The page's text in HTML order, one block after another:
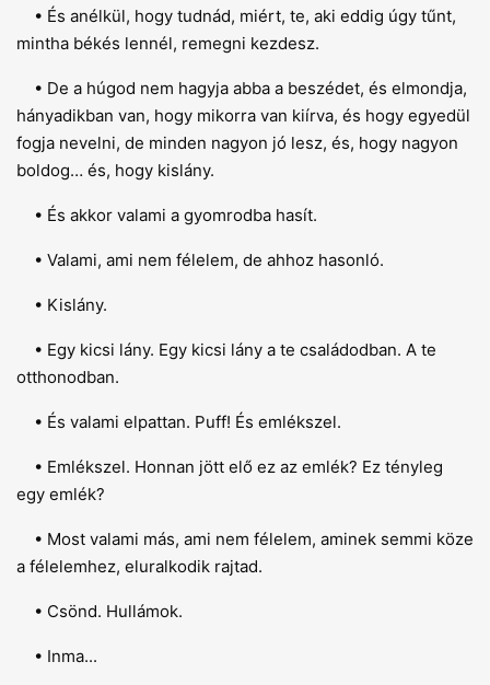
• És anélkül, hogy tudnád, miért, te, aki eddig úgy tűnt,
mintha békés lennél, remegni kezdesz.
• De a húgod nem hagyja abba a beszédet, és elmondja,
hányadikban van, hogy mikorra van kiírva, és hogy egyedül
fogja nevelni, de minden nagyon jó lesz, és, hogy nagyon
boldog… és, hogy kislány.
• És akkor valami a gyomrodba hasít.
• Valami, ami nem félelem, de ahhoz hasonló.
• Kislány.
• Egy kicsi lány. Egy kicsi lány a te családodban. A te
otthonodban.
• És valami elpattan. Puff! És emlékszel.
• Emlékszel. Honnan jött elő ez az emlék? Ez tényleg
egy emlék?
• Most valami más, ami nem félelem, aminek semmi köze
a félelemhez, eluralkodik rajtad.
• Csönd. Hullámok.
• Inma...